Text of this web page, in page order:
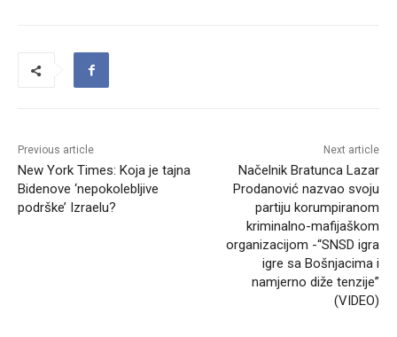
Previous article
New York Times: Koja je tajna
Bidenove ‘nepokolebljive
podrške’ Izraelu?
Next article
Načelnik Bratunca Lazar
Prodanović nazvao svoju
partiju korumpiranom
kriminalno-mafijaškom
organizacijom -“SNSD igra
igre sa Bošnjacima i
namjerno diže tenzije”
(VIDEO)